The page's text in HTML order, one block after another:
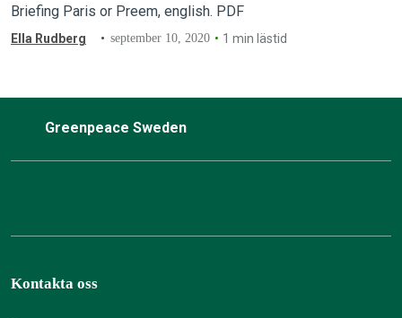
Briefing Paris or Preem, english. PDF
Ella Rudberg september 10, 2020 1 min lästid
Greenpeace Sweden
Kontakta oss